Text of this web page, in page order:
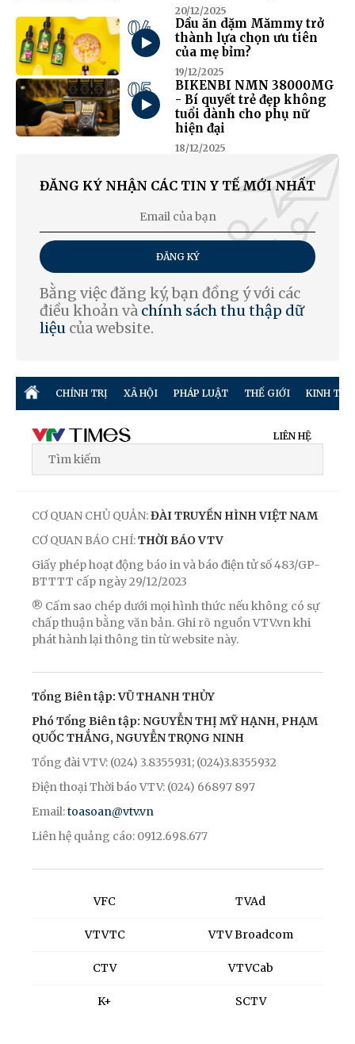
20/12/2025
04
Dầu ăn dặm Mămmy trở
thành lựa chọn ưu tiên
của mẹ bỉm?
19/12/2025
05
BIKENBI NMN 38000MG
- Bí quyết trẻ đẹp không
tuổi dành cho phụ nữ
hiện đại
18/12/2025
ĐĂNG KÝ NHẬN CÁC TIN Y TẾ MỚI NHẤT
ĐĂNG KÝ
Bằng việc đăng ký, bạn đồng ý với các
điều khoản và chính sách thu thập dữ
liệu của website.
CHÍNH TRỊ XÃ HỘI PHÁP LUẬT THẾ GIỚI KINH TẾ
LIÊN HỆ
CƠ QUAN CHỦ QUẢN:ĐÀI TRUYỀN HÌNH VIỆT NAM
CƠ QUAN BÁO CHÍ:THỜI BÁO VTV
Giấy phép hoạt động báo in và báo điện tử số 483/GP-
BTTTT cấp ngày 29/12/2023
® Cấm sao chép dưới mọi hình thức nếu không có sự
chấp thuận bằng văn bản. Ghi rõ nguồn VTV.vn khi
phát hành lại thông tin từ website này.
Tổng Biên tập: VŨ THANH THỦY
Phó Tổng Biên tập: NGUYỄN THỊ MỸ HẠNH, PHẠM
QUỐC THẮNG, NGUYỄN TRỌNG NINH
Tổng đài VTV: (024) 3.8355931; (024)3.8355932
Điện thoại Thời báo VTV: (024) 66897 897
Email:toasoan@vtv.vn
Liên hệ quảng cáo: 0912.698.677
VFC
VTVTC
CTV
K+
TVAd
VTV Broadcom
VTVCab
SCTV